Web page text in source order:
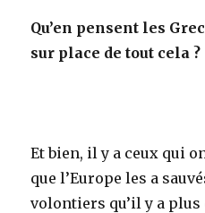
Qu’en pensent les
sur place de tout cela ?
Et bien, il y a ceux qui
que l’Europe les a
volontiers qu’il y a plus